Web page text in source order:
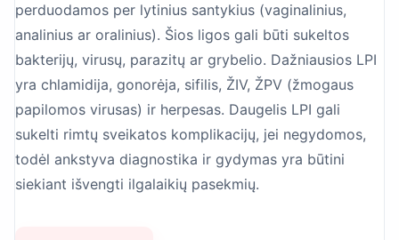
perduodamos per lytinius santykius (vaginalinius,
analinius ar oralinius). Šios ligos gali būti sukeltos
bakterijų, virusų, parazitų ar grybelio. Dažniausios LPI
yra chlamidija, gonorėja, sifilis, ŽIV, ŽPV (žmogaus
papilomos virusas) ir herpesas. Daugelis LPI gali
sukelti rimtų sveikatos komplikacijų, jei negydomos,
todėl ankstyva diagnostika ir gydymas yra būtini
siekiant išvengti ilgalaikių pasekmių.